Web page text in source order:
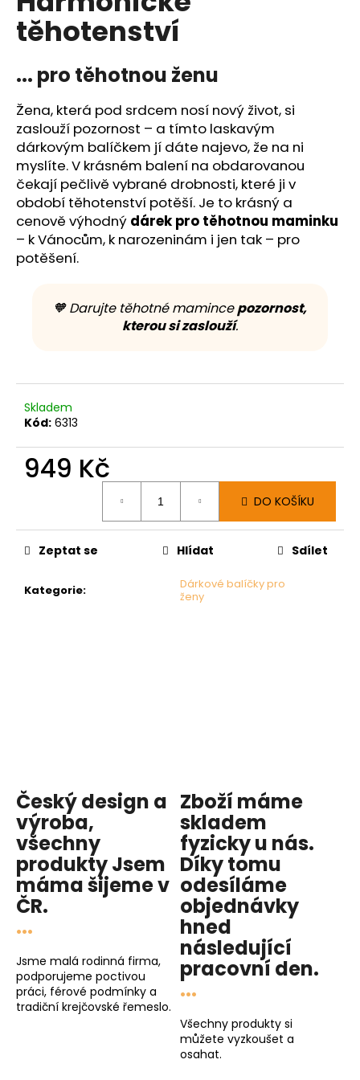
5
hvězdiček.
těhotenství
... pro těhotnou ženu
Žena, která pod srdcem nosí nový život, si
zaslouží pozornost – a tímto laskavým
dárkovým balíčkem jí dáte najevo, že na ni
myslíte. V krásném balení na obdarovanou
čekají pečlivě vybrané drobnosti, které ji v
období těhotenství potěší. Je to krásný a
cenově výhodný dárek pro těhotnou maminku
– k Vánocům, k narozeninám i jen tak – pro
potěšení.
🧡 Darujte těhotné mamincepozornost,
kterou si zaslouží.
Skladem
Kód: 6313
949 Kč
DO KOŠÍKU
Kategorie:
Dárkové balíčky pro
ženy
Zeptat se Hlídat Sdílet
Český design a
výroba,
všechny
produktyJsem
mámašijeme v
ČR.
...
Jsme malá rodinná firma,
podporujeme poctivou
práci, férové podmínky a
tradiční krejčovské řemeslo.
Zboží máme
skladem
fyzicky u nás.
Díky tomu
odesíláme
objednávky
hned
následující
pracovní den.
...
Všechny produkty si
můžete vyzkoušet a
osahat.
u
j
m